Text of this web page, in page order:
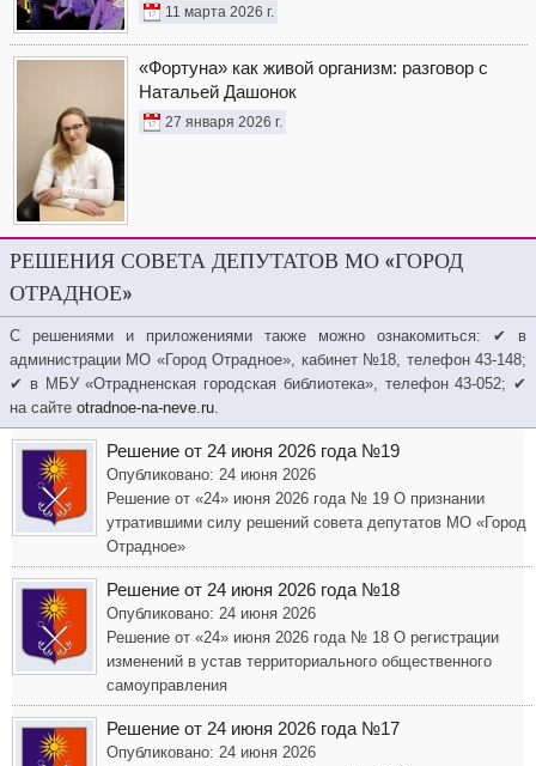
11 марта 2026 г.
«Фортуна» как живой организм: разговор с
Натальей Дашонок
27 января 2026 г.
РЕШЕНИЯ СОВЕТА ДЕПУТАТОВ МО «ГОРОД
ОТРАДНОЕ»
С решениями и приложениями также можно ознакомиться: ✔ в
администрации МО «Город Отрадное», кабинет №18, телефон 43-148;
✔ в МБУ «Отрадненская городская библиотека», телефон 43-052; ✔
на сайте otradnoe-na-neve.ru.
Решение от 24 июня 2026 года №19
Опубликовано: 24 июня 2026
Решение от «24» июня 2026 года № 19 О признании
утратившими силу решений совета депутатов МО «Город
Отрадное»
Решение от 24 июня 2026 года №18
Опубликовано: 24 июня 2026
Решение от «24» июня 2026 года № 18 О регистрации
изменений в устав территориального общественного
самоуправления
Решение от 24 июня 2026 года №17
Опубликовано: 24 июня 2026